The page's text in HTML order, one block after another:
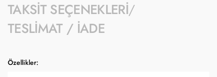
TAKSIT SEÇENEKLERI
TESLIMAT / İADE
Özellikler: